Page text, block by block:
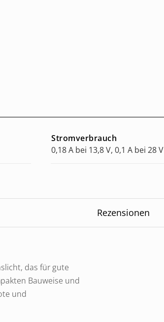
Stromverbrauch
0,18 A bei 13,8 V, 0,1 A bei 28 V
Rezensionen
das für gute
Bauweise und
und